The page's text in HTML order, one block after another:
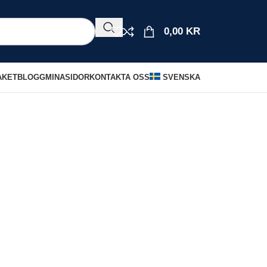
0,00 KR
BLOGGMINASIDORKONTAKTA OSS SVENSKA